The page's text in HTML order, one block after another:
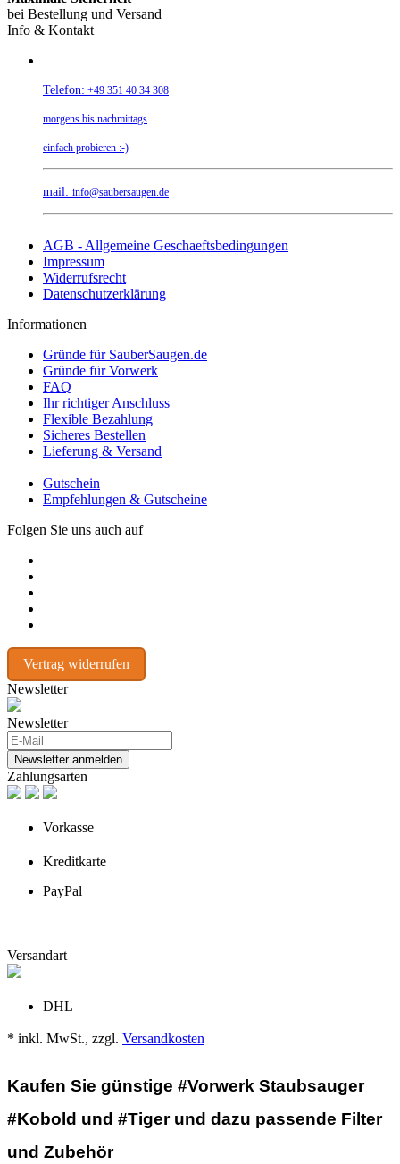
bei Bestellung und Versand
Info & Kontakt
Telefon: +49 351 40 34 308
morgens bis nachmittags
einfach probieren :-)
mail: info@saubersaugen.de
AGB - Allgemeine Geschaeftsbedingungen
Impressum
Widerrufsrecht
Datenschutzerklärung
Informationen
Gründe für SauberSaugen.de
Gründe für Vorwerk
FAQ
Ihr richtiger Anschluss
Flexible Bezahlung
Sicheres Bestellen
Lieferung & Versand
Gutschein
Empfehlungen & Gutscheine
Folgen Sie uns auch auf
Vertrag widerrufen
Newsletter
Newsletter
Newsletter anmelden
Zahlungsarten
Vorkasse
Kreditkarte
PayPal
Versandart
DHL
* inkl. MwSt., zzgl. Versandkosten
Kaufen Sie günstige #Vorwerk Staubsauger
#Kobold und #Tiger und dazu passende Filter
und Zubehör